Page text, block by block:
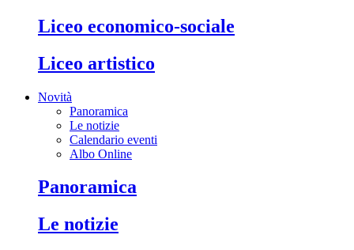
liceo economico-sociale
liceo artistico
Novità
Panoramica
Le notizie
Calendario eventi
Albo Online
panoramica
le notizie